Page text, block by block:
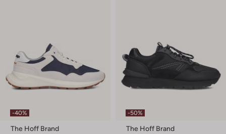
-40%
The Hoff Brand
-50%
The Hoff Brand